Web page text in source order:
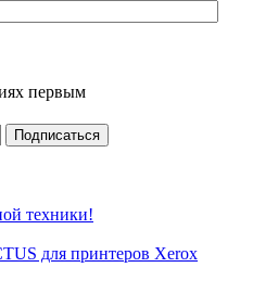
первым
техники!
для принтеров Xerox